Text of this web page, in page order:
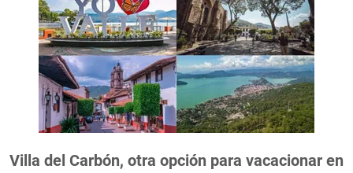
Villa del Carbón, otra opción para vacacionar en